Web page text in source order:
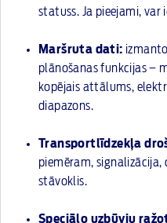
statuss. Ja pieejami,
Maršruta dati:
plānošanas funkcijas –
kopējais attālums,
diapazons.
Transportlīdzekļa
piemēram, signalizācija,
stāvoklis.
Speciālo uzbūvju